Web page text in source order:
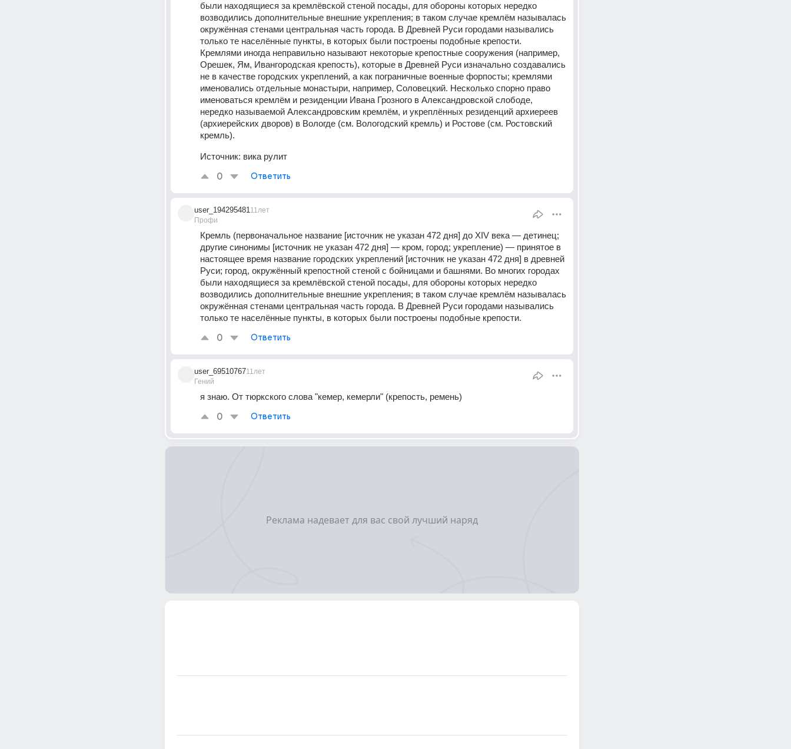
были находящиеся за кремлёвской стеной посады, для обороны которых нередко
возводились дополнительные внешние укрепления; в таком случае кремлём называлась
окружённая стенами центральная часть города. В Древней Руси городами назывались
только те населённые пункты, в которых были построены подобные крепости.
Кремлями иногда неправильно называют некоторые крепостные сооружения (например,
Орешек, Ям, Ивангородская крепость), которые в Древней Руси изначально создавались
не в качестве городских укреплений, а как пограничные военные форпосты; кремлями
именовались отдельные монастыри, например, Соловецкий. Несколько спорно право
именоваться кремлём и резиденции Ивана Грозного в Александровской слободе,
нередко называемой Александровским кремлём, и укреплённых резиденций архиереев
(архиерейских дворов) в Вологде (см. Вологодский кремль) и Ростове (см. Ростовский
кремль).
Источник: вика рулит
0 Ответить
user_194295481
Профи
11лет
Кремль (первоначальное название [источник не указан 472 дня] до XIV века — детинец;
другие синонимы [источник не указан 472 дня] — кром, город; укрепление) — принятое в
настоящее время название городских укреплений [источник не указан 472 дня] в древней
Руси; город, окружённый крепостной стеной с бойницами и башнями. Во многих городах
были находящиеся за кремлёвской стеной посады, для обороны которых нередко
возводились дополнительные внешние укрепления; в таком случае кремлём называлась
окружённая стенами центральная часть города. В Древней Руси городами назывались
только те населённые пункты, в которых были построены подобные крепости.
0 Ответить
user_69510767
Гений
11лет
я знаю. От тюркского слова "кемер, кемерли" (крепость, ремень)
0 Ответить